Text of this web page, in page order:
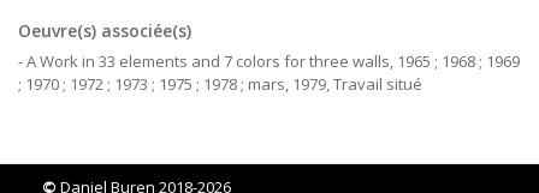
Oeuvre(s) associée(s)
- A Work in 33 elements and 7 colors for three walls, 1965 ; 1968 ; 1969
; 1970 ; 1972 ; 1973 ; 1975 ; 1978 ; mars, 1979, Travail situé
© Daniel Buren 2018-2026